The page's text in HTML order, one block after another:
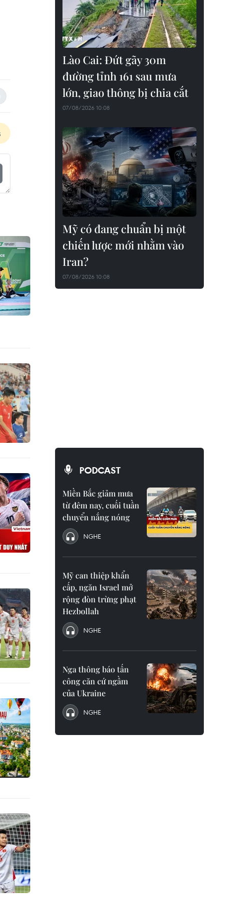
Lào Cai: Đứt gãy 30m
đường tỉnh 161 sau mưa
lớn, giao thông bị chia cắt
07/08/2026 10:08
Mỹ có đang chuẩn bị một
chiến lược mới nhằm vào
Iran?
07/08/2026 10:08
PODCAST
Miền Bắc giảm mưa
từ đêm nay, cuối tuần
chuyển nắng nóng
NGHE
Mỹ can thiệp khẩn
cấp, ngăn Israel mở
rộng đòn trừng phạt
Hezbollah
NGHE
Nga thông báo tấn
công căn cứ ngầm
của Ukraine
NGHE